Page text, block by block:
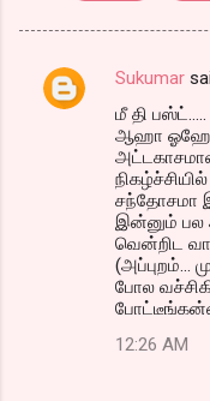
C
Sukumar
மீ தி பஸ்ட்.....
ஆஹா ஓஹோ
சந்தோசமா
இன்னும் பல
வென்றிட
(அப்புறம்...
போல
12:26 AM